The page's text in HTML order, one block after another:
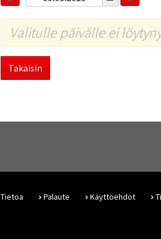
Valitulle päivälle ei
Takaisin
Tietoa Palaute Käyttöehdot